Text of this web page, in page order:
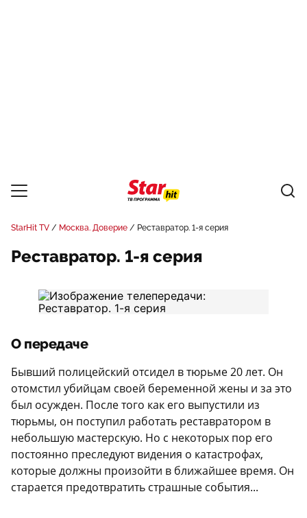
StarHit TV Москва. Доверие Реставратор. 1-я серия
Реставратор. 1-я серия
О передаче
Бывший полицейский отсидел в тюрьме 20 лет. Он
отомстил убийцам своей беременной жены и за это
был осужден. После того как его выпустили из
тюрьмы, он поступил работать реставратором в
небольшую мастерскую. Но с некоторых пор его
постоянно преследуют видения о катастрофах,
которые должны произойти в ближайшее время. Он
старается предотвратить страшные события...